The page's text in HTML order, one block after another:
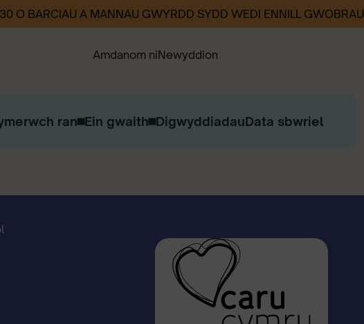
O BARCIAU A MANNAU GWYRDD SYDD WEDI ENNILL GWOBRAU
Amdanom ni
Gweithio i ni
Newyddion
ran Ein gwaith DigwyddiadauData sbwriel